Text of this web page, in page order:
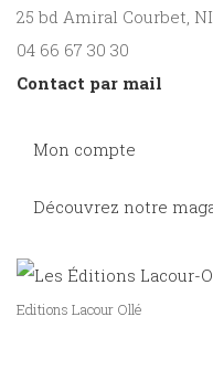
25 bd Amiral Courbet,
04 66 67 30 30
Contact par mail
Mon compte
Découvrez notre
Editions Lacour Ollé